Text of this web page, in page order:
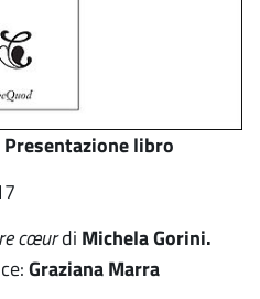
libro
cœurdi Michela Gorini.
Graziana Marra